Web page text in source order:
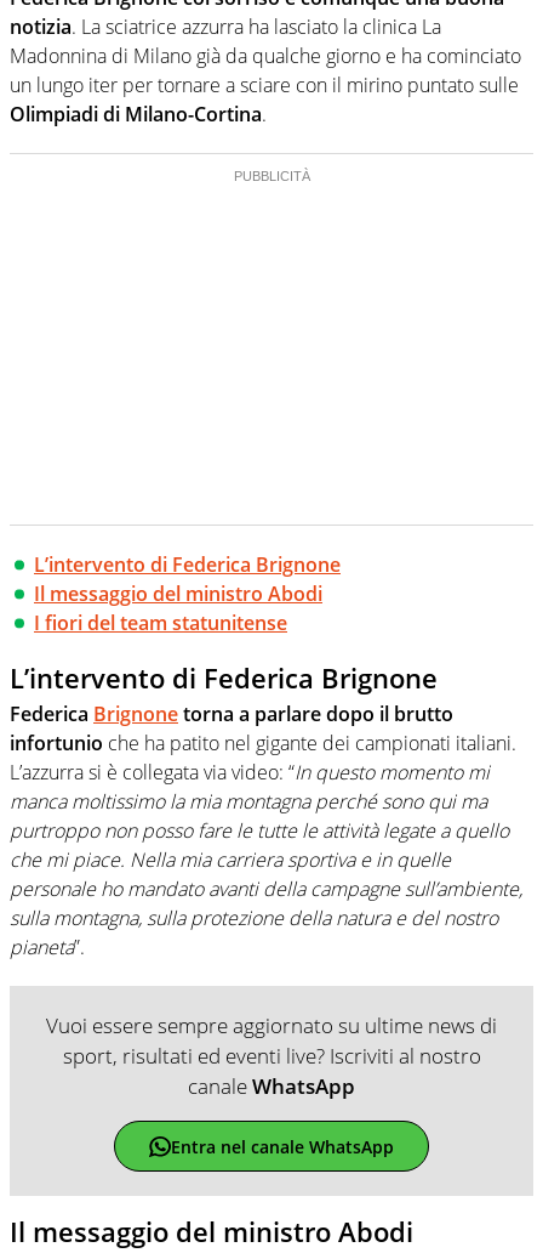
notizia. La sciatrice azzurra ha lasciato la clinica La
Madonnina di Milano già da qualche giorno e ha cominciato
un lungo iter per tornare a sciare con il mirino puntato sulle
Olimpiadi di Milano-Cortina.
L’intervento di Federica Brignone
Il messaggio del ministro Abodi
I fiori del team statunitense
L’intervento di Federica Brignone
Federica Brignonetorna a parlare dopo il brutto
infortunio che ha patito nel gigante dei campionati italiani.
L’azzurra si è collegata via video: “In questo momento mi
manca moltissimo la mia montagna perché sono qui ma
purtroppo non posso fare le tutte le attività legate a quello
che mi piace. Nella mia carriera sportiva e in quelle
personale ho mandato avanti della campagne sull’ambiente,
sulla montagna, sulla protezione della natura e del nostro
pianeta”.
Vuoi essere sempre aggiornato su ultime news di
sport, risultati ed eventi live? Iscriviti al nostro
canaleWhatsApp
Entra nel canale WhatsApp
Il messaggio del ministro Abodi